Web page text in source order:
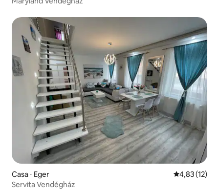
Casa ⋅ Eger 4,83 de uma
4,83 (12)
Servita Vendégház